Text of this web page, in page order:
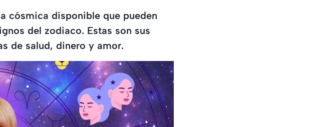
cósmica disponible que pueden
del zodiaco. Estas son sus
de salud, dinero y amor.